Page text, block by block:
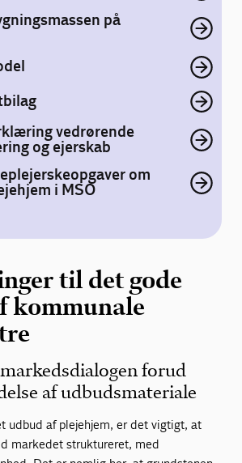
på
vedrørende
og ejerskab
om
i MSO
til det gode
kommunale
forud
af udbudsmateriale
udbud af plejehjem, er det vigtigt, at
markedet struktureret, med